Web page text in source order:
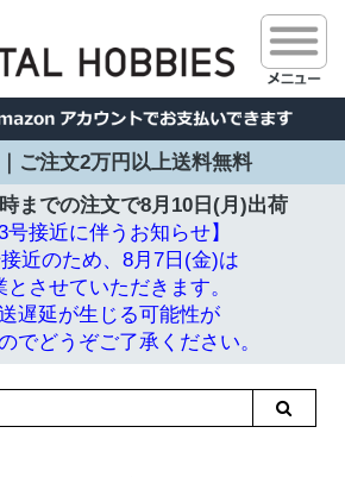
ご注文2万円以上送料無料
までの注文で8月10日(月)出荷
号接近に伴うお知らせ】
近のため、8月7日(金)は
させていただきます。
遅延が生じる可能性が
でどうぞご了承ください。